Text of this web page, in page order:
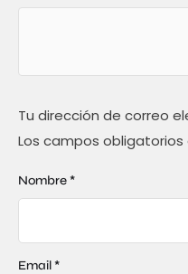
Tu dirección de correo
Los campos
Nombre *
Email *